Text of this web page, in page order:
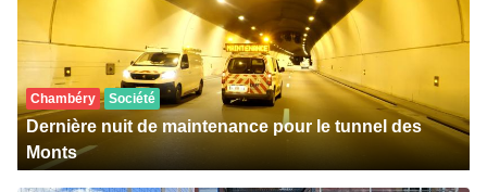
Chambéry Société
Dernière nuit de maintenance pour le tunnel des
Monts